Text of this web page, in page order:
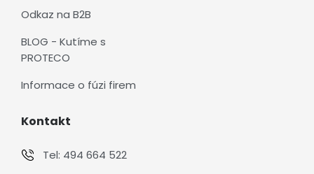
Odkaz na B2B
BLOG - Kutíme s
PROTECO
Informace o fúzi firem
Kontakt
Tel: 494 664 522